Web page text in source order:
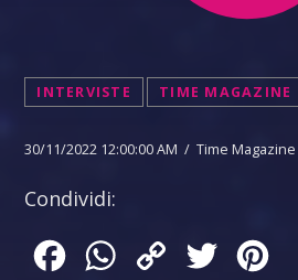
INTERVISTE TIME MAGAZINE
30/11/2022 12:00:00 AM / Time Magazine
Condividi:
FacebookWhatsApp
Copy
Twitter